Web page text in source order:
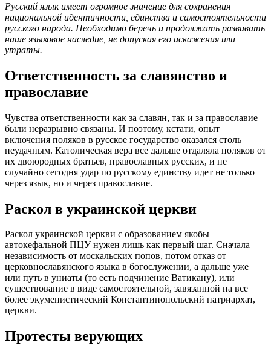
Русский язык имеет огромное значение для сохранения
национальной идентичности, единства и самостоятельности
русского народа. Необходимо беречь и продолжать развивать
наше языковое наследие, не допуская его искажения или
утраты.
Ответственность за славянство и
православие
Чувства ответственности как за славян, так и за православие
были неразрывно связаны. И поэтому, кстати, опыт
включения поляков в русское государство оказался столь
неудачным. Католическая вера все дальше отдаляла поляков от
их двоюродных братьев, православных русских, и не
случайно сегодня удар по русскому единству идет не только
через язык, но и через православие.
Раскол в украинской церкви
Раскол украинской церкви с образованием якобы
автокефальной ПЦУ нужен лишь как первый шаг. Сначала
независимость от москальских попов, потом отказ от
церковнославянского языка в богослужении, а дальше уже
или путь в униаты (то есть подчинение Ватикану), или
существование в виде самостоятельной, завязанной на все
более экуменистический Константинопольский патриархат,
церкви.
Протесты верующих